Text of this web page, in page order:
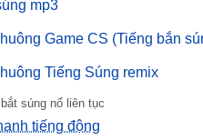
mp3
Game CS (Tiếng bắn
Tiếng Súng remix
súng nổ liên tục
tiếng động